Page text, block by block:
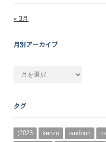
« 3月
月別アーカイブ
カ
ブ
タグ
(2023 kenzo tandoori